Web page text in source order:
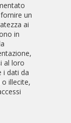
un
ai
in
al loro
i dati da
illecite,